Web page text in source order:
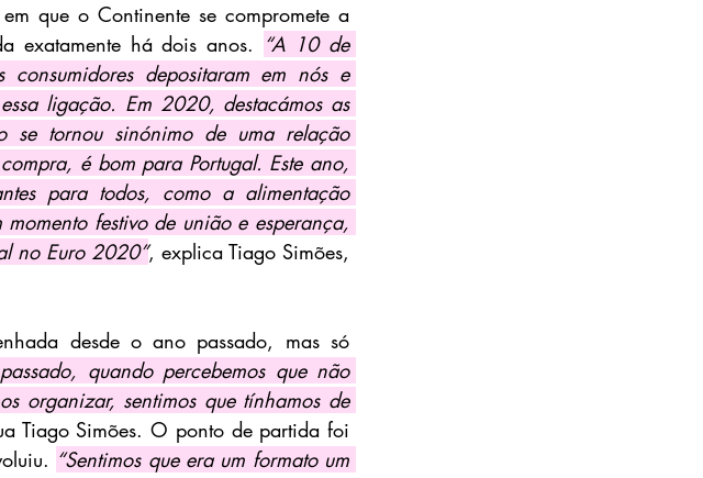
que o Continente se compromete a
exatamente há dois anos. “A 10 de
depositaram em nós e
ligação. Em 2020, destacámos as
se tornou sinónimo de uma relação
é bom para Portugal. Este ano,
para todos, como a alimentação
festivo de união e esperança,
no Euro 2020”, explica Tiago Simões,
desde o ano passado, mas só
quando percebemos que não
organizar, sentimos que tínhamos de
Tiago Simões. O ponto de partida foi
“Sentimos que era um formato um